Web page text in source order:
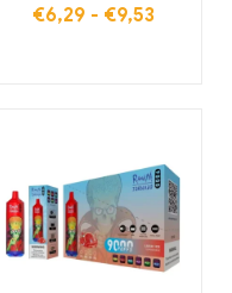
€6,29 - €9,53